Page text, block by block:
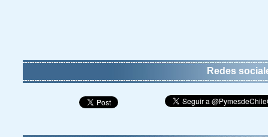
Redes